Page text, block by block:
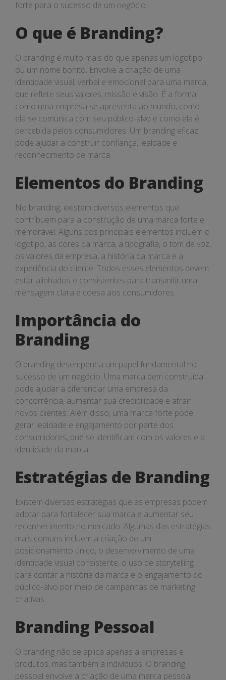
forte para o sucesso de um negócio.
O que é Branding?
O branding é muito mais do que apenas um logotipo
ou um nome bonito. Envolve a criação de uma
identidade visual, verbal e emocional para uma marca,
que reflete seus valores, missão e visão. É a forma
como uma empresa se apresenta ao mundo, como
ela se comunica com seu público-alvo e como ela é
percebida pelos consumidores. Um branding eficaz
pode ajudar a construir confiança, lealdade e
reconhecimento de marca.
Elementos do Branding
No branding, existem diversos elementos que
contribuem para a construção de uma marca forte e
memorável. Alguns dos principais elementos incluem o
logotipo, as cores da marca, a tipografia, o tom de voz,
os valores da empresa, a história da marca e a
experiência do cliente. Todos esses elementos devem
estar alinhados e consistentes para transmitir uma
mensagem clara e coesa aos consumidores.
Importância do
Branding
O branding desempenha um papel fundamental no
sucesso de um negócio. Uma marca bem construída
pode ajudar a diferenciar uma empresa da
concorrência, aumentar sua credibilidade e atrair
novos clientes. Além disso, uma marca forte pode
gerar lealdade e engajamento por parte dos
consumidores, que se identificam com os valores e a
identidade da marca.
Estratégias de Branding
Existem diversas estratégias que as empresas podem
adotar para fortalecer sua marca e aumentar seu
reconhecimento no mercado. Algumas das estratégias
mais comuns incluem a criação de um
posicionamento único, o desenvolvimento de uma
identidade visual consistente, o uso de storytelling
para contar a história da marca e o engajamento do
público-alvo por meio de campanhas de marketing
criativas.
Branding Pessoal
O branding não se aplica apenas a empresas e
produtos, mas também a indivíduos. O branding
pessoal envolve a criação de uma marca pessoal